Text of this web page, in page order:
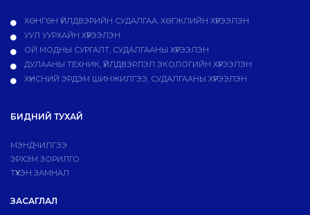
ХӨНГӨН ҮЙЛДВЭРИЙН СУДАЛГАА, ХӨГЖЛИЙН ХҮРЭЭЛЭН
УУЛ УУРХАЙН ХҮРЭЭЛЭН
ОЙ МОДНЫ СУРГАЛТ, СУДАЛГААНЫ ХҮРЭЭЛЭН
ДУЛААНЫ ТЕХНИК, ҮЙЛДВЭРЛЭЛ ЭКОЛОГИЙН ХҮРЭЭЛЭН
ХҮНСНИЙ ЭРДЭМ ШИНЖИЛГЭЭ, СУДАЛГААНЫ ХҮРЭЭЛЭН
БИДНИЙ ТУХАЙ
МЭНДЧИЛГЭЭ
ЭРХЭМ ЗОРИЛГО
ТҮҮХЭН ЗАМНАЛ
ЗАСАГЛАЛ